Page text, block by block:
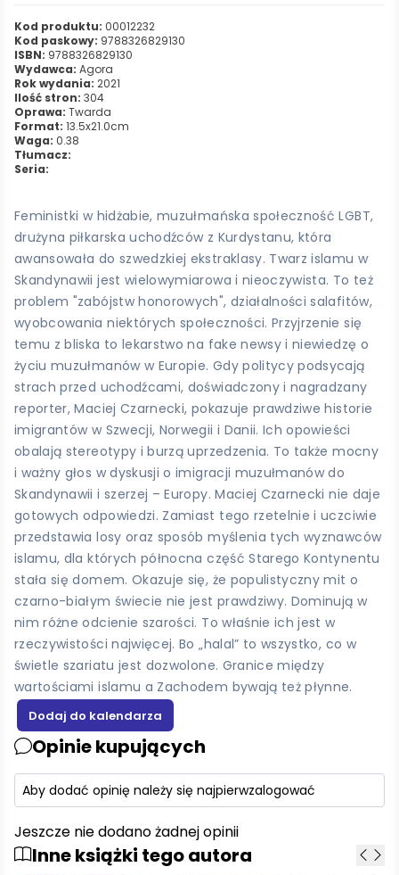
Kod produktu: 00012232
Kod paskowy: 9788326829130
ISBN: 9788326829130
Wydawca: Agora
Rok wydania: 2021
Ilość stron: 304
Oprawa: Twarda
Format: 13.5x21.0cm
Waga: 0.38
Tłumacz:
Seria:
Feministki w hidżabie, muzułmańska społeczność LGBT,
drużyna piłkarska uchodźców z Kurdystanu, która
awansowała do szwedzkiej ekstraklasy. Twarz islamu w
Skandynawii jest wielowymiarowa i nieoczywista. To też
problem "zabójstw honorowych", działalności salafitów,
wyobcowania niektórych społeczności. Przyjrzenie się
temu z bliska to lekarstwo na fake newsy i niewiedzę o
życiu muzułmanów w Europie. Gdy politycy podsycają
strach przed uchodźcami, doświadczony i nagradzany
reporter, Maciej Czarnecki, pokazuje prawdziwe historie
imigrantów w Szwecji, Norwegii i Danii. Ich opowieści
obalają stereotypy i burzą uprzedzenia. To także mocny
i ważny głos w dyskusji o imigracji muzułmanów do
Skandynawii i szerzej – Europy. Maciej Czarnecki nie daje
gotowych odpowiedzi. Zamiast tego rzetelnie i uczciwie
przedstawia losy oraz sposób myślenia tych wyznawców
islamu, dla których północna część Starego Kontynentu
stała się domem. Okazuje się, że populistyczny mit o
czarno-białym świecie nie jest prawdziwy. Dominują w
nim różne odcienie szarości. To właśnie ich jest w
rzeczywistości najwięcej. Bo „halal” to wszystko, co w
świetle szariatu jest dozwolone. Granice między
wartościami islamu a Zachodem bywają też płynne.
Opinie kupujących
Aby dodać opinię należy się najpierwzalogować
Jeszcze nie dodano żadnej opinii
Inne książki tego autora